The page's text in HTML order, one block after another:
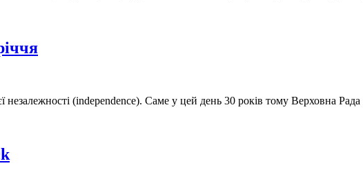
незалежності (independence). Саме у цей день 30 років тому Верховна